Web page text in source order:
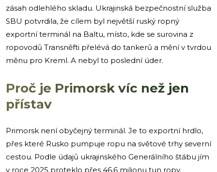
zásah odlehlého skladu. Ukrajinská bezpečnostní služba
SBU potvrdila, že cílem byl největší ruský ropný
exportní terminál na Baltu, místo, kde se surovina z
ropovodů Transněfti přelévá do tankerů a mění v tvrdou
měnu pro Kreml. A nebyl to poslední úder.
Proč je Primorsk víc než jen
přístav
Primorsk není obyčejný terminál. Je to exportní hrdlo,
přes které Rusko pumpuje ropu na světové trhy severní
cestou. Podle údajů ukrajinského Generálního štábu jím
v roce 2025 proteklo přes 46,6 milionu tun ropy.